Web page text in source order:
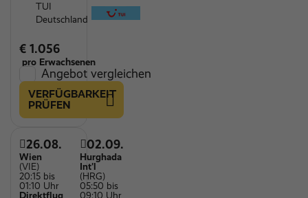
TUI
Deutschland
€ 1.056
pro Erwachsenen
Angebot vergleichen
VERFÜGBARKEIT
PRÜFEN
26.08.
Wien
(VIE)
20:15 bis
01:10 Uhr
Direktflug
02.09.
Hurghada
Int'l
(HRG)
05:50 bis
09:10 Uhr